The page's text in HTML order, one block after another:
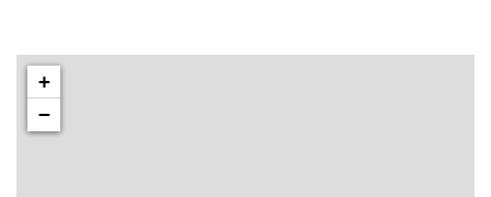
+
−